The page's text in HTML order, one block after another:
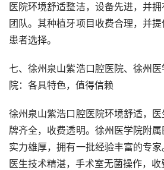
医院环境舒适整洁，设备先进，并
团队。其种植牙项目收费合理，并
患者选择。
七、徐州泉山紫浩口腔医院、徐州
院：各具特色，值得信赖
徐州泉山紫浩口腔医院环境舒适，
牌齐全，收费透明。徐州医学院附
实力雄厚，拥有一批经验丰富的专家
医生技术精湛，手术室无菌操作，收